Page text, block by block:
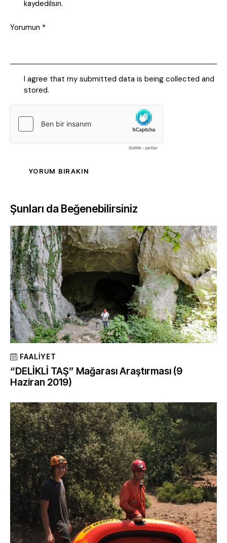
kaydedilsin.
I agree that my submitted data is being collected and
stored.
Şunları da Beğenebilirsiniz
FAALIYET
“DELİKLİ TAŞ” Mağarası Araştırması (9
Haziran 2019)